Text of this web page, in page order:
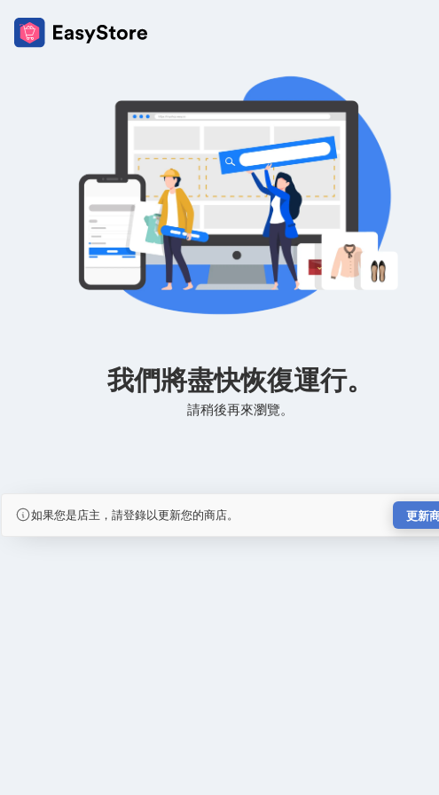
我們將盡快恢復運行。
請稍後再來瀏覽。
如果您是店主，請登錄以更新您的商店。 更新